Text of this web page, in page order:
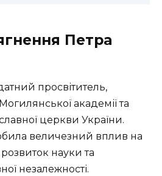
Петра
просвітитель,
академії та
церкви України.
величезний вплив на
науки та
незалежності.